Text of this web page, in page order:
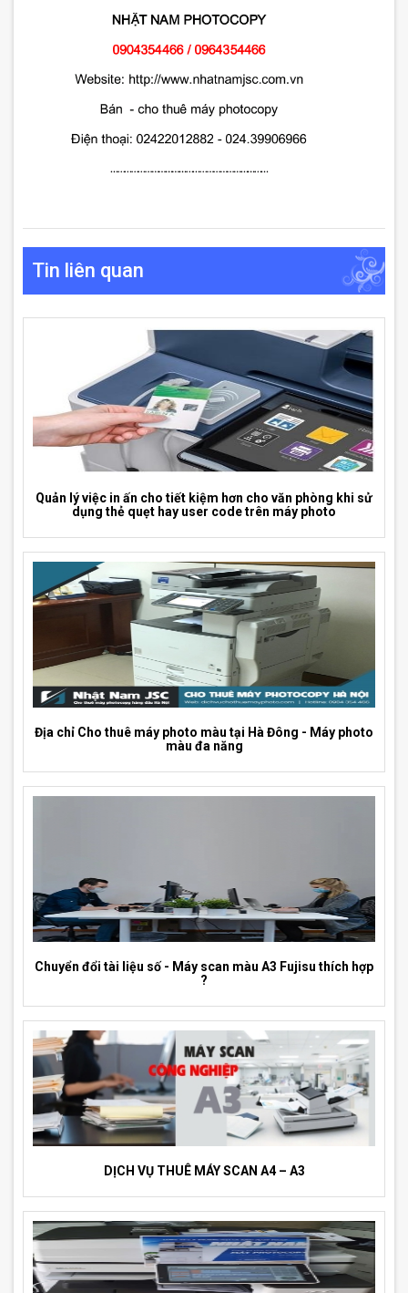
Tin liên quan
Quản lý việc in ấn cho tiết kiệm hơn cho văn phòng khi sử
dụng thẻ quẹt hay user code trên máy photo
Địa chỉ Cho thuê máy photo màu tại Hà Đông - Máy photo
màu đa năng
Chuyển đổi tài liệu số - Máy scan màu A3 Fujisu thích hợp
?
DỊCH VỤ THUÊ MÁY SCAN A4 – A3